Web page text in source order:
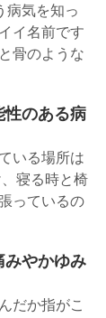
病気を知っ
イ名前です
骨のような
性のある病
いる場所は
寝る時と椅
っているの
みやかゆみ
だか指がこ